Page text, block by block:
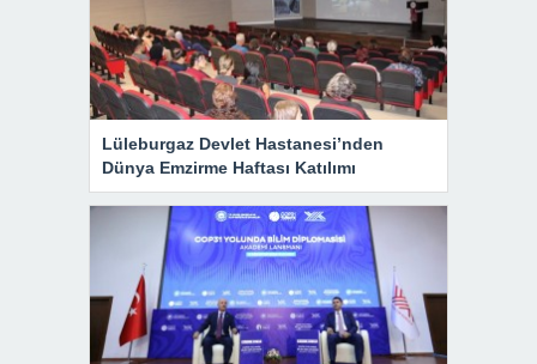
Lüleburgaz Devlet Hastanesi’nden
Dünya Emzirme Haftası Katılımı